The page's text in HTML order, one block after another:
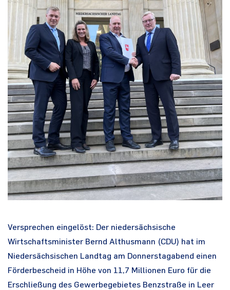
Versprechen eingelöst: Der niedersächsische
Wirtschaftsminister Bernd Althusmann (CDU) hat im
Niedersächsischen Landtag am Donnerstagabend einen
Förderbescheid in Höhe von 11,7 Millionen Euro für die
Erschließung des Gewerbegebietes Benzstraße in Leer